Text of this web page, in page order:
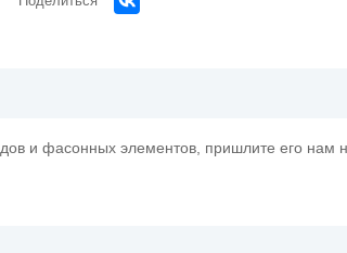
и фасонных элементов, пришлите его нам